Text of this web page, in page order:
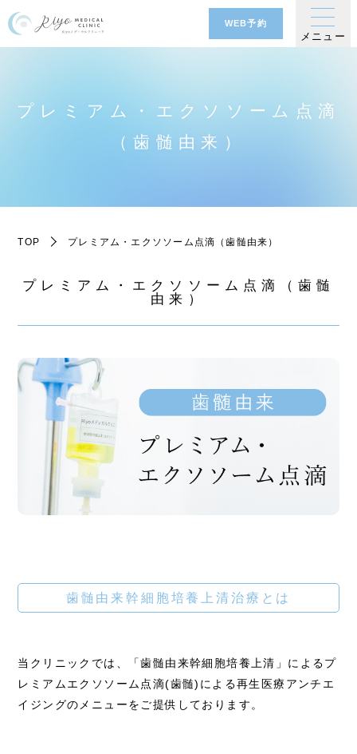
WEB予約
メニュー
プレミアム・エクソソーム点滴
（歯髄由来）
TOP プレミアム・エクソソーム点滴（歯髄由来）
プレミアム・エクソソーム点滴（歯髄
由来）
歯髄由来幹細胞培養上清治療とは
当クリニックでは、「歯髄由来幹細胞培養上清」によるプ
レミアムエクソソーム点滴(歯髄)による再生医療アンチエ
イジングのメニューをご提供しております。